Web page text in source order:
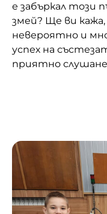
е забъркал този
змей? Ще ви
невероятно и
успех на
приятно